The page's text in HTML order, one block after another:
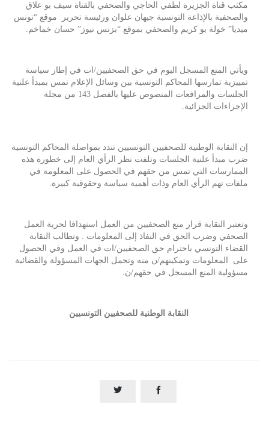
مكتب قناة الجزيرة لطفي الحاجي والصحفي بالقناة سيف بو علاق
والصحفية بالإذاعة التونسية جيهان علوان ورئيسة تحرير موقع “تونس
ميديا” خولة بو كريم والصحفي بموقع “بزنس نيوز” حسان خماخم.
‎ويأتي المنع المسجل اليوم في حق الصحفيين/ات في إطار سياسة
تمييزية تمارسها المحاكم التونسية بين وسائل الإعلام تمس بمبدأ علنية
الجلسات والمرافعات المنصوص عليها بالفصل 143 من مجلة
الإجراءات الجزائية.
‎إن النقابة الوطنية للصحفيين التونسيين تندد بمواصلة المحاكم التونسية
ضرب مبدأ علنية الجلسات وتلفت نظر الرأي العام إلى خطورة هذه
الممارسات التي تمس من حقهم في الحصول على المعلومة في
ملفات تهم الرأي العام وذات أهمية سياسة وحقوقية كبيرة. ‎
وتعتبر النقابة قرار منع الصحفيين من العمل استهدافا لحرية العمل
الصحفي وضرب الحق في النفاذ إلى المعلومات . ‎وتطالب النقابة
القضاء التونسي باحترام حق الصحفيين/ات في العمل وفي الحصول
على المعلومات وتمكينهم/ن منه وتحمل الجهات المسؤولة والقضائية
مسؤولية المنع المسجل في حقهم/ن.

